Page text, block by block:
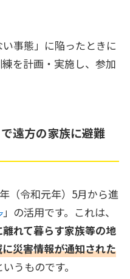
事態」に陥ったときに
を計画・実施し、参加
遠方の家族に避難
（令和元年）5月から進
」の活用です。これは、
れて暮らす家族等の地
災害情報が通知された
うものです。